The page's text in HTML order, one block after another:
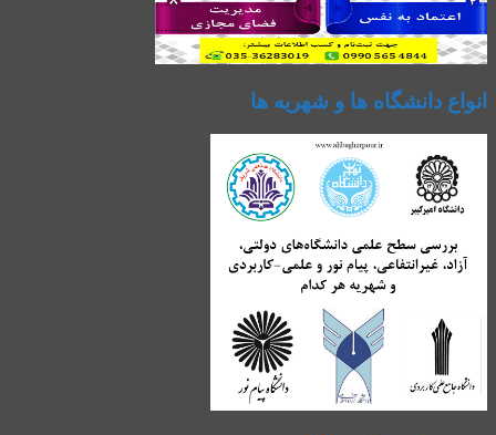
انواع دانشگاه ها و شهریه ها